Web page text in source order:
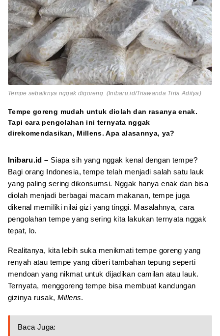
Tempe sebaiknya nggak digoreng. (Inibaru.id/Triawanda Tirta Aditya)
Tempe goreng mudah untuk diolah dan rasanya enak.
Tapi cara pengolahan ini ternyata nggak
direkomendasikan, Millens. Apa alasannya, ya?
Inibaru.id – Siapa sih yang nggak kenal dengan tempe?
Bagi orang Indonesia, tempe telah menjadi salah satu lauk
yang paling sering dikonsumsi. Nggak hanya enak dan bisa
diolah menjadi berbagai macam makanan, tempe juga
dikenal memiliki nilai gizi yang tinggi. Masalahnya, cara
pengolahan tempe yang sering kita lakukan ternyata nggak
tepat, lo.
Realitanya, kita lebih suka menikmati tempe goreng yang
renyah atau tempe yang diberi tambahan tepung seperti
mendoan yang nikmat untuk dijadikan camilan atau lauk.
Ternyata, menggoreng tempe bisa membuat kandungan
gizinya rusak, Millens.
Baca Juga: